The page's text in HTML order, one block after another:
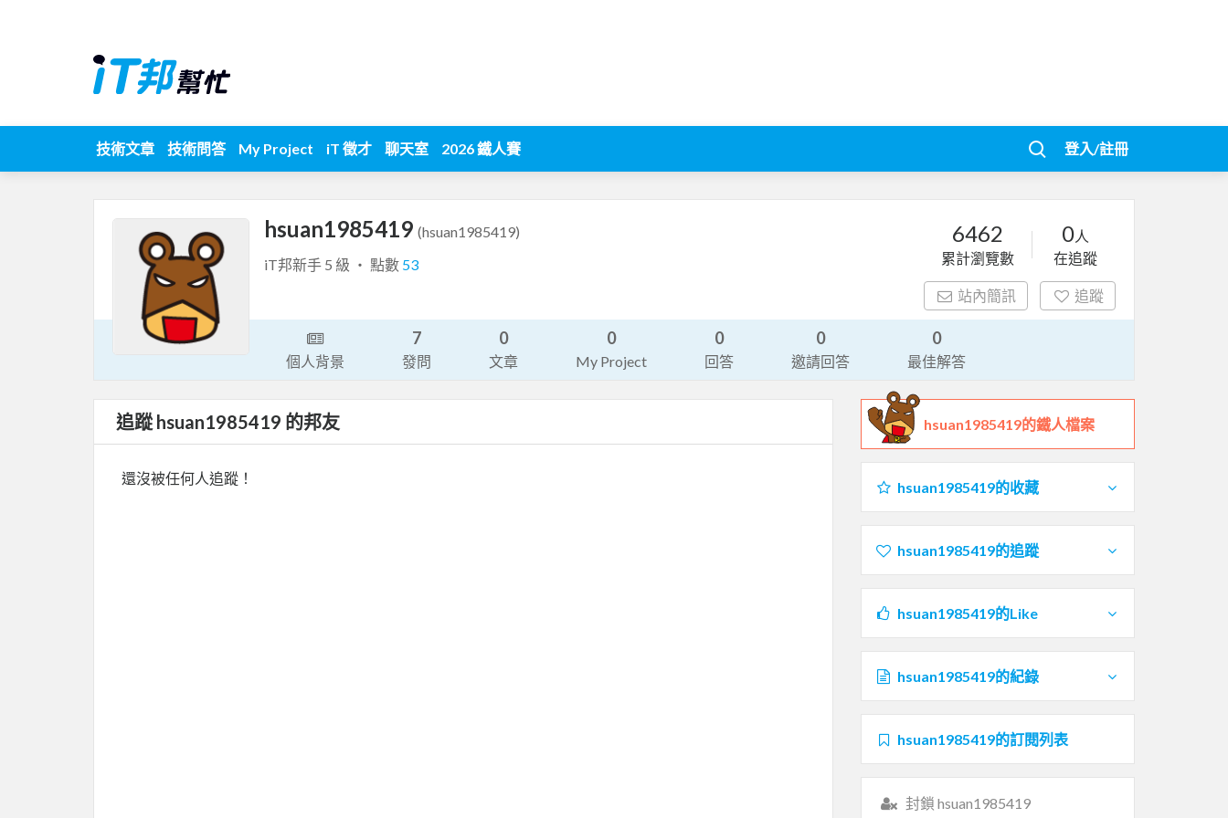
技術文章 技術問答 My Project iT 徵才 聊天室 2026 鐵人賽 登入/註冊
hsuan1985419 (hsuan1985419)
iT邦新手 5 級 ‧ 點數 53
6462
累計瀏覽數
0人
在追蹤
站內簡訊 追蹤
個人背景
7
發問
0
文章
0
My Project
0
回答
0
邀請回答
0
最佳解答
追蹤 hsuan1985419 的邦友
還沒被任何人追蹤！
hsuan1985419的鐵人檔案
hsuan1985419的收藏
hsuan1985419的追蹤
hsuan1985419的Like
hsuan1985419的紀錄
hsuan1985419的訂閱列表
封鎖 hsuan1985419